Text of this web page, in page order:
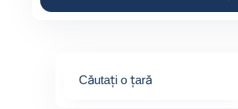
Căutați o țară